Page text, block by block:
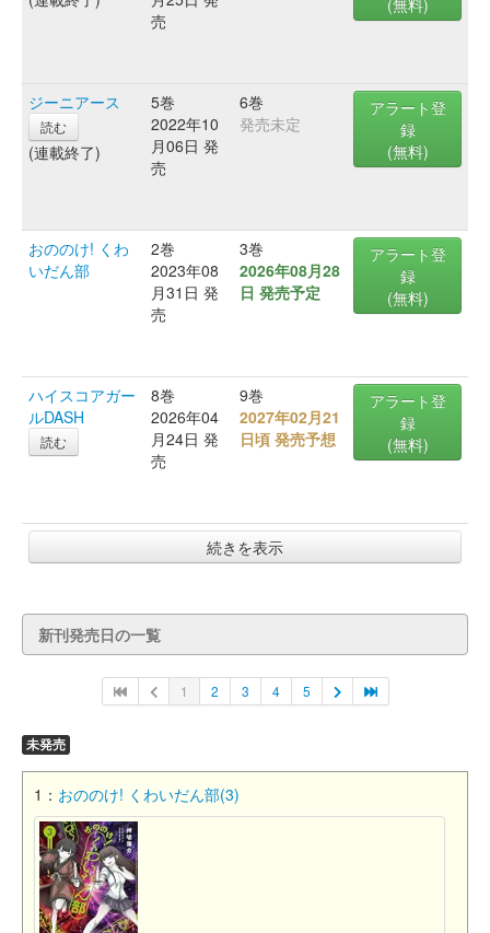
売
(無料)
ジーニアース
読む
(連載終了)
5巻
2022年10
月06日 発
売
6巻
発売未定
アラート登
録
(無料)
おののけ! くわ
いだん部
2巻
2023年08
月31日 発
売
3巻
2026年08月28
日 発売予定
アラート登
録
(無料)
ハイスコアガー
ルDASH
読む
8巻
2026年04
月24日 発
売
9巻
2027年02月21
日頃 発売予想
アラート登
録
(無料)
続きを表示
新刊発売日の一覧
1 2 3 4 5
未発売
1： おののけ! くわいだん部(3)